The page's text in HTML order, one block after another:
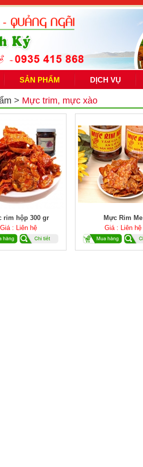
SẢN PHẨM DỊCH VỤ
> Mực trim, mực xào
rim hộp 300 gr
Giá : Liên hệ
Mực Rim Me
Giá : Liên hệ